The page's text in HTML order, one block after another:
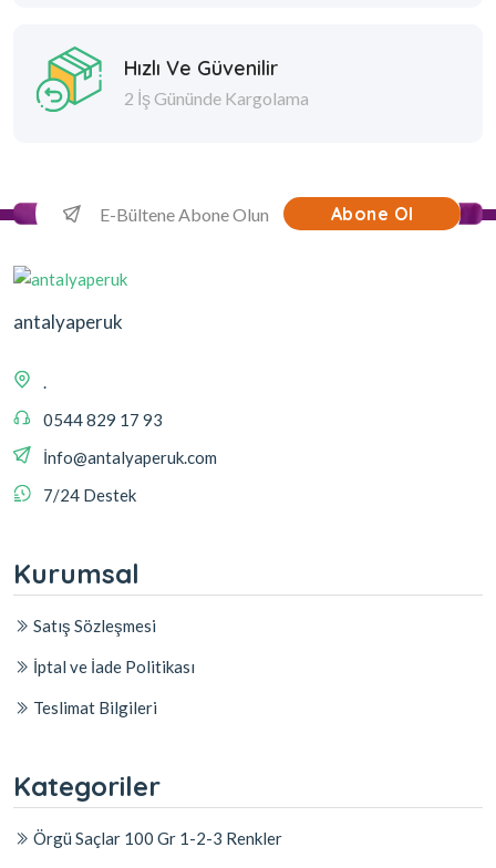
Hızlı Ve Güvenilir
2 İş Gününde Kargolama
Abone Ol
antalyaperuk
.
0544 829 17 93
İnfo@antalyaperuk.com
7/24 Destek
Kurumsal
Satış Sözleşmesi
İptal ve İade Politikası
Teslimat Bilgileri
Kategoriler
Örgü Saçlar 100 Gr 1-2-3 Renkler